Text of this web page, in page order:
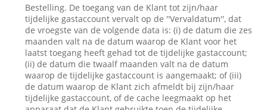
Bestelling. De toegang van de Klant tot zijn/haar
tijdelijke gastaccount vervalt op de ''Vervaldatum'', dat
de vroegste van de volgende data is: (i) de datum die zes
maanden valt na de datum waarop de Klant voor het
laatst toegang heeft gehad tot de tijdelijke gastaccount;
(ii) de datum die twaalf maanden valt na de datum
waarop de tijdelijke gastaccount is aangemaakt; of (iii)
de datum waarop de Klant zich afmeldt bij zijn/haar
tijdelijke gastaccount, of de cache leegmaakt op het